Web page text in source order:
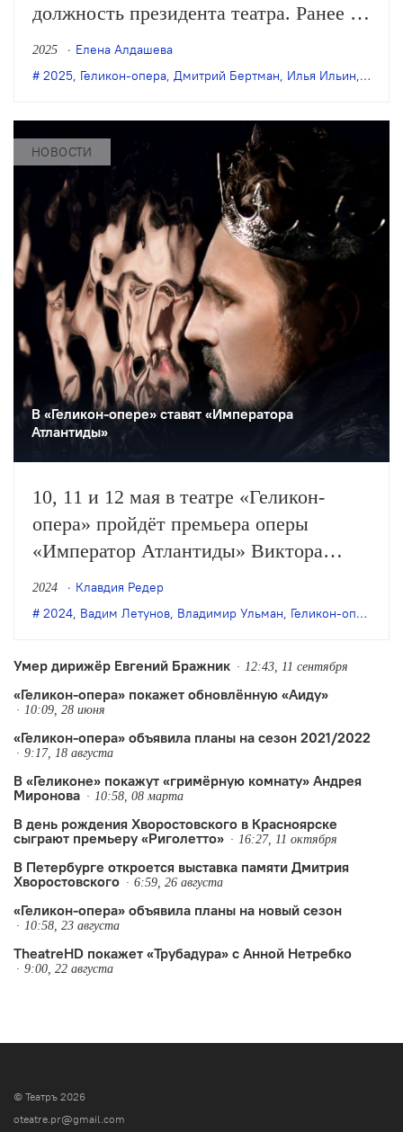
должность президента театра. Ранее он
занимал пост генерального директора
— художественного руководителя
должности будут разделены: худруком
станет Илья Ильин, а директором —
Марина Вожакина.
2025
Елена Алдашева
2025 Геликон-опера Дмитрий Бертман Илья Ильин
НОВОСТИ
В «Геликон-опере» ставят «Императора
Атлантиды»
10, 11 и 12 мая в театре «Геликон-
опера» пройдёт премьера оперы
«Император Атлантиды» Виктора
Ульмана в постановке Вадима
Летунова.
2024
Клавдия Редер
2024 Вадим Летунов Владимир Ульман Геликон-опера
Умер дирижёр Евгений Бражник 12:43, 11 сентября
«Геликон-опера» покажет обновлённую «Аиду»
10:09, 28 июня
«Геликон-опера» объявила планы на сезон 2021/2022
9:17, 18 августа
В «Геликоне» покажут «гримёрную комнату» Андрея
Миронова
10:58, 08 марта
В день рождения Хворостовского в Красноярске
сыграют премьеру «Риголетто»
16:27, 11 октября
В Петербурге откроется выставка памяти Дмитрия
Хворостовского
6:59, 26 августа
«Геликон-опера» объявила планы на новый сезон
10:58, 23 августа
TheatreHD покажет «Трубадура» с Анной Нетребко
9:00, 22 августа
© Театръ 2026
oteatre.pr@gmail.com